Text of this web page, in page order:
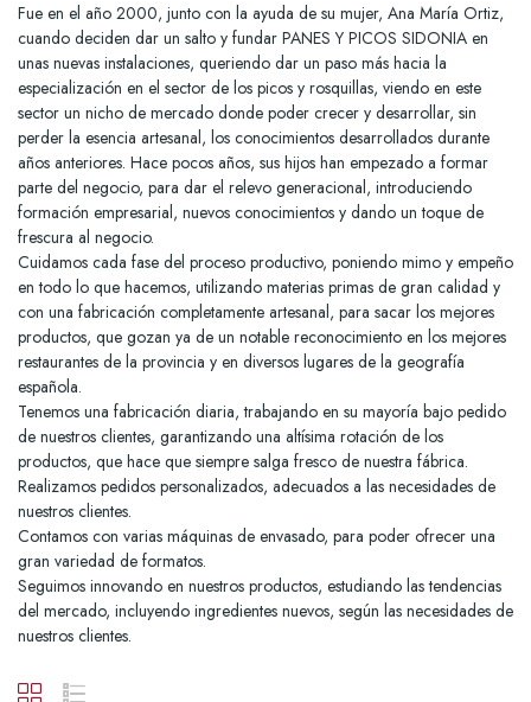
Fue en el año 2000, junto con la ayuda de su mujer, Ana María Ortiz,
cuando deciden dar un salto y fundar PANES Y PICOS SIDONIA en
unas nuevas instalaciones, queriendo dar un paso más hacia la
especialización en el sector de los picos y rosquillas, viendo en este
sector un nicho de mercado donde poder crecer y desarrollar, sin
perder la esencia artesanal, los conocimientos desarrollados durante
años anteriores. Hace pocos años, sus hijos han empezado a formar
parte del negocio, para dar el relevo generacional, introduciendo
formación empresarial, nuevos conocimientos y dando un toque de
frescura al negocio.
Cuidamos cada fase del proceso productivo, poniendo mimo y empeño
en todo lo que hacemos, utilizando materias primas de gran calidad y
con una fabricación completamente artesanal, para sacar los mejores
productos, que gozan ya de un notable reconocimiento en los mejores
restaurantes de la provincia y en diversos lugares de la geografía
española.
Tenemos una fabricación diaria, trabajando en su mayoría bajo pedido
de nuestros clientes, garantizando una altísima rotación de los
productos, que hace que siempre salga fresco de nuestra fábrica.
Realizamos pedidos personalizados, adecuados a las necesidades de
nuestros clientes.
Contamos con varias máquinas de envasado, para poder ofrecer una
gran variedad de formatos.
Seguimos innovando en nuestros productos, estudiando las tendencias
del mercado, incluyendo ingredientes nuevos, según las necesidades de
nuestros clientes.